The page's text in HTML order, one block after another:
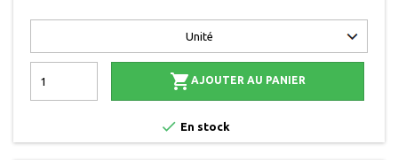
 AJOUTER AU PANIER
 En stock